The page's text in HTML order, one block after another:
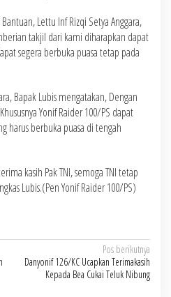
Lettu Inf Rizqi Setya Anggara,
takjil dari kami diharapkan dapat
segera berbuka puasa tetap pada
Bapak Lubis mengatakan, Dengan
Yonif Raider 100/PS dapat
harus berbuka puasa di tengah
kasih Pak TNI, semoga TNI tetap
Lubis.(Pen Yonif Raider 100/PS)
Pos berikutnya
Danyonif 126/KC Ucapkan Terimakasih
Kepada Bea Cukai Teluk Nibung